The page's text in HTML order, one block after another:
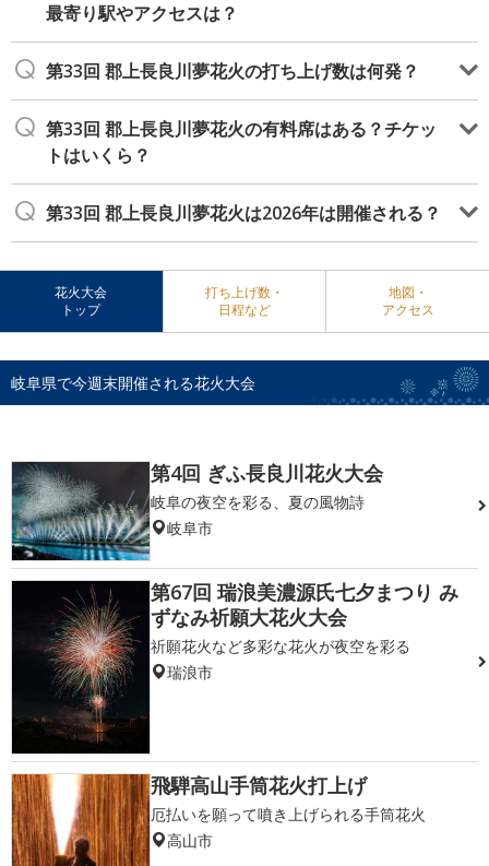
最寄り駅やアクセスは？
第33回 郡上長良川夢花火の打ち上げ数は何発？
第33回 郡上長良川夢花火の有料席はある？チケッ
トはいくら？
第33回 郡上長良川夢花火は2026年は開催される？
花火大会
トップ
打ち上げ数・
日程など
地図・
アクセス
岐阜県で今週末開催される花火大会
第4回 ぎふ長良川花火大会
岐阜の夜空を彩る、夏の風物詩
岐阜市
第67回 瑞浪美濃源氏七夕まつり み
ずなみ祈願大花火大会
祈願花火など多彩な花火が夜空を彩る
瑞浪市
飛騨高山手筒花火打上げ
厄払いを願って噴き上げられる手筒花火
高山市